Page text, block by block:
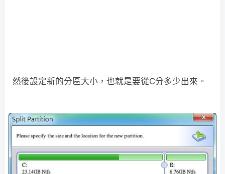
然後設定新的分區大小，也就是要從C分多少出來。